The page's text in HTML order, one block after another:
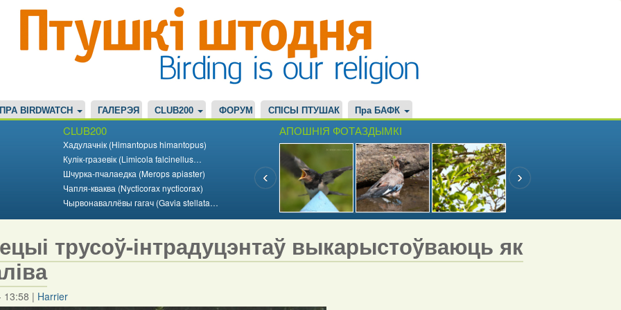
ПРА BIRDWATCH ГАЛЕРЭЯ CLUB200 ФОРУМ СПІСЫ ПТУШАК Пра БАФК
CLUB200
Хадулачнік (Himantopus himantopus)
Кулік-гразевік (Limicola falcinellus…
Шчурка-пчалаедка (Merops apiaster)
Чапля-кваква (Nycticorax nycticorax)
Чырвонаваллёвы гагач (Gavia stellata…
АПОШНІЯ ФОТАЗДЫМКІ
трусоў-інтрадуцэнтаў выкарыстоўваюць як
13:58 | Harrier